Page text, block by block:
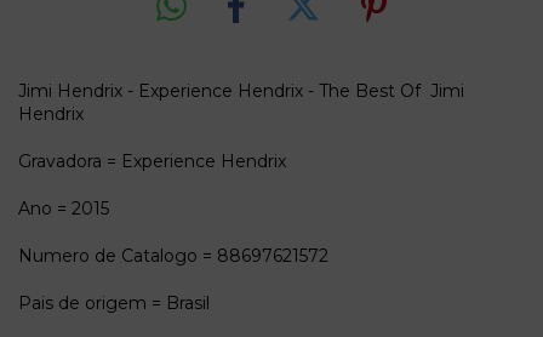
Jimi Hendrix - Experience Hendrix - The Best Of Jimi
Hendrix
Gravadora = Experience Hendrix
Ano = 2015
Numero de Catalogo = 88697621572
Pais de origem = Brasil